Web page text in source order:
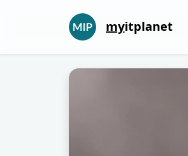
myitplanet